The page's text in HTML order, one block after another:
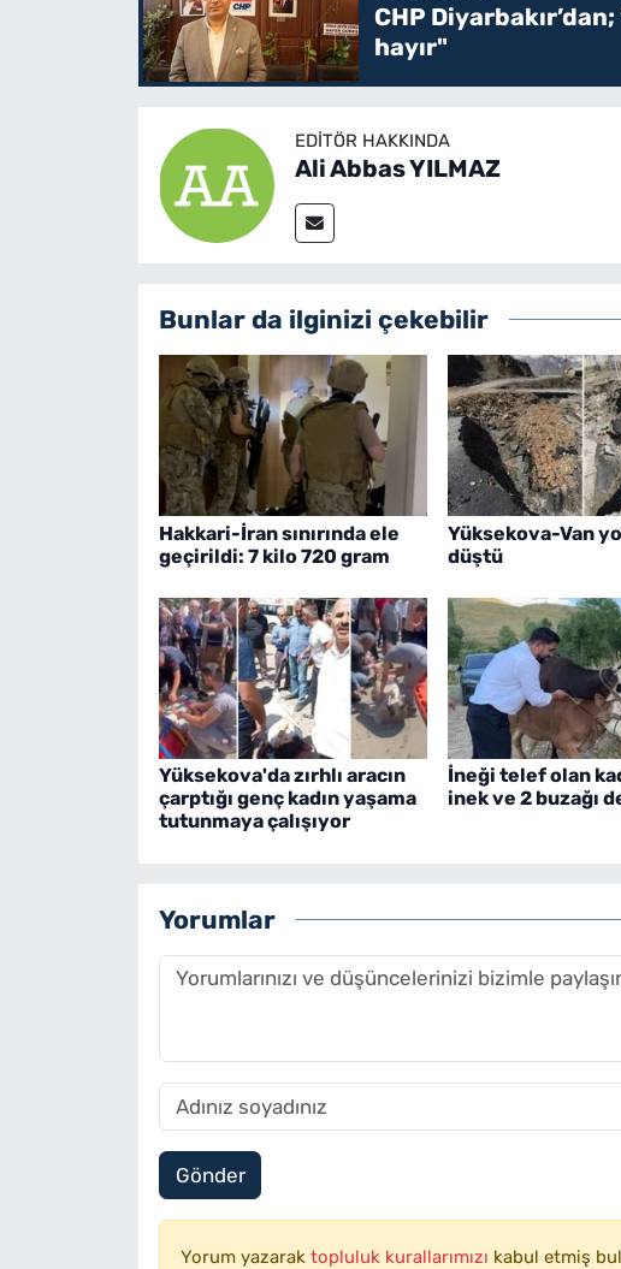
CHP
hayır"
EDITÖR HAKKINDA
Ali Abbas YILMAZ
Bunlar da ilginizi çekebilir
Hakkari-İran sınırında ele
geçirildi: 7 kilo 720 gram
Yüksekova-Van
düştü
Yüksekova'da zırhlı aracın
çarptığı genç kadın yaşama
tutunmaya çalışıyor
İneği telef olan
inek ve 2 buzağı
Yorumlar
Gönder
Yorum yazarak topluluk kurallarımızı kabul etmiş